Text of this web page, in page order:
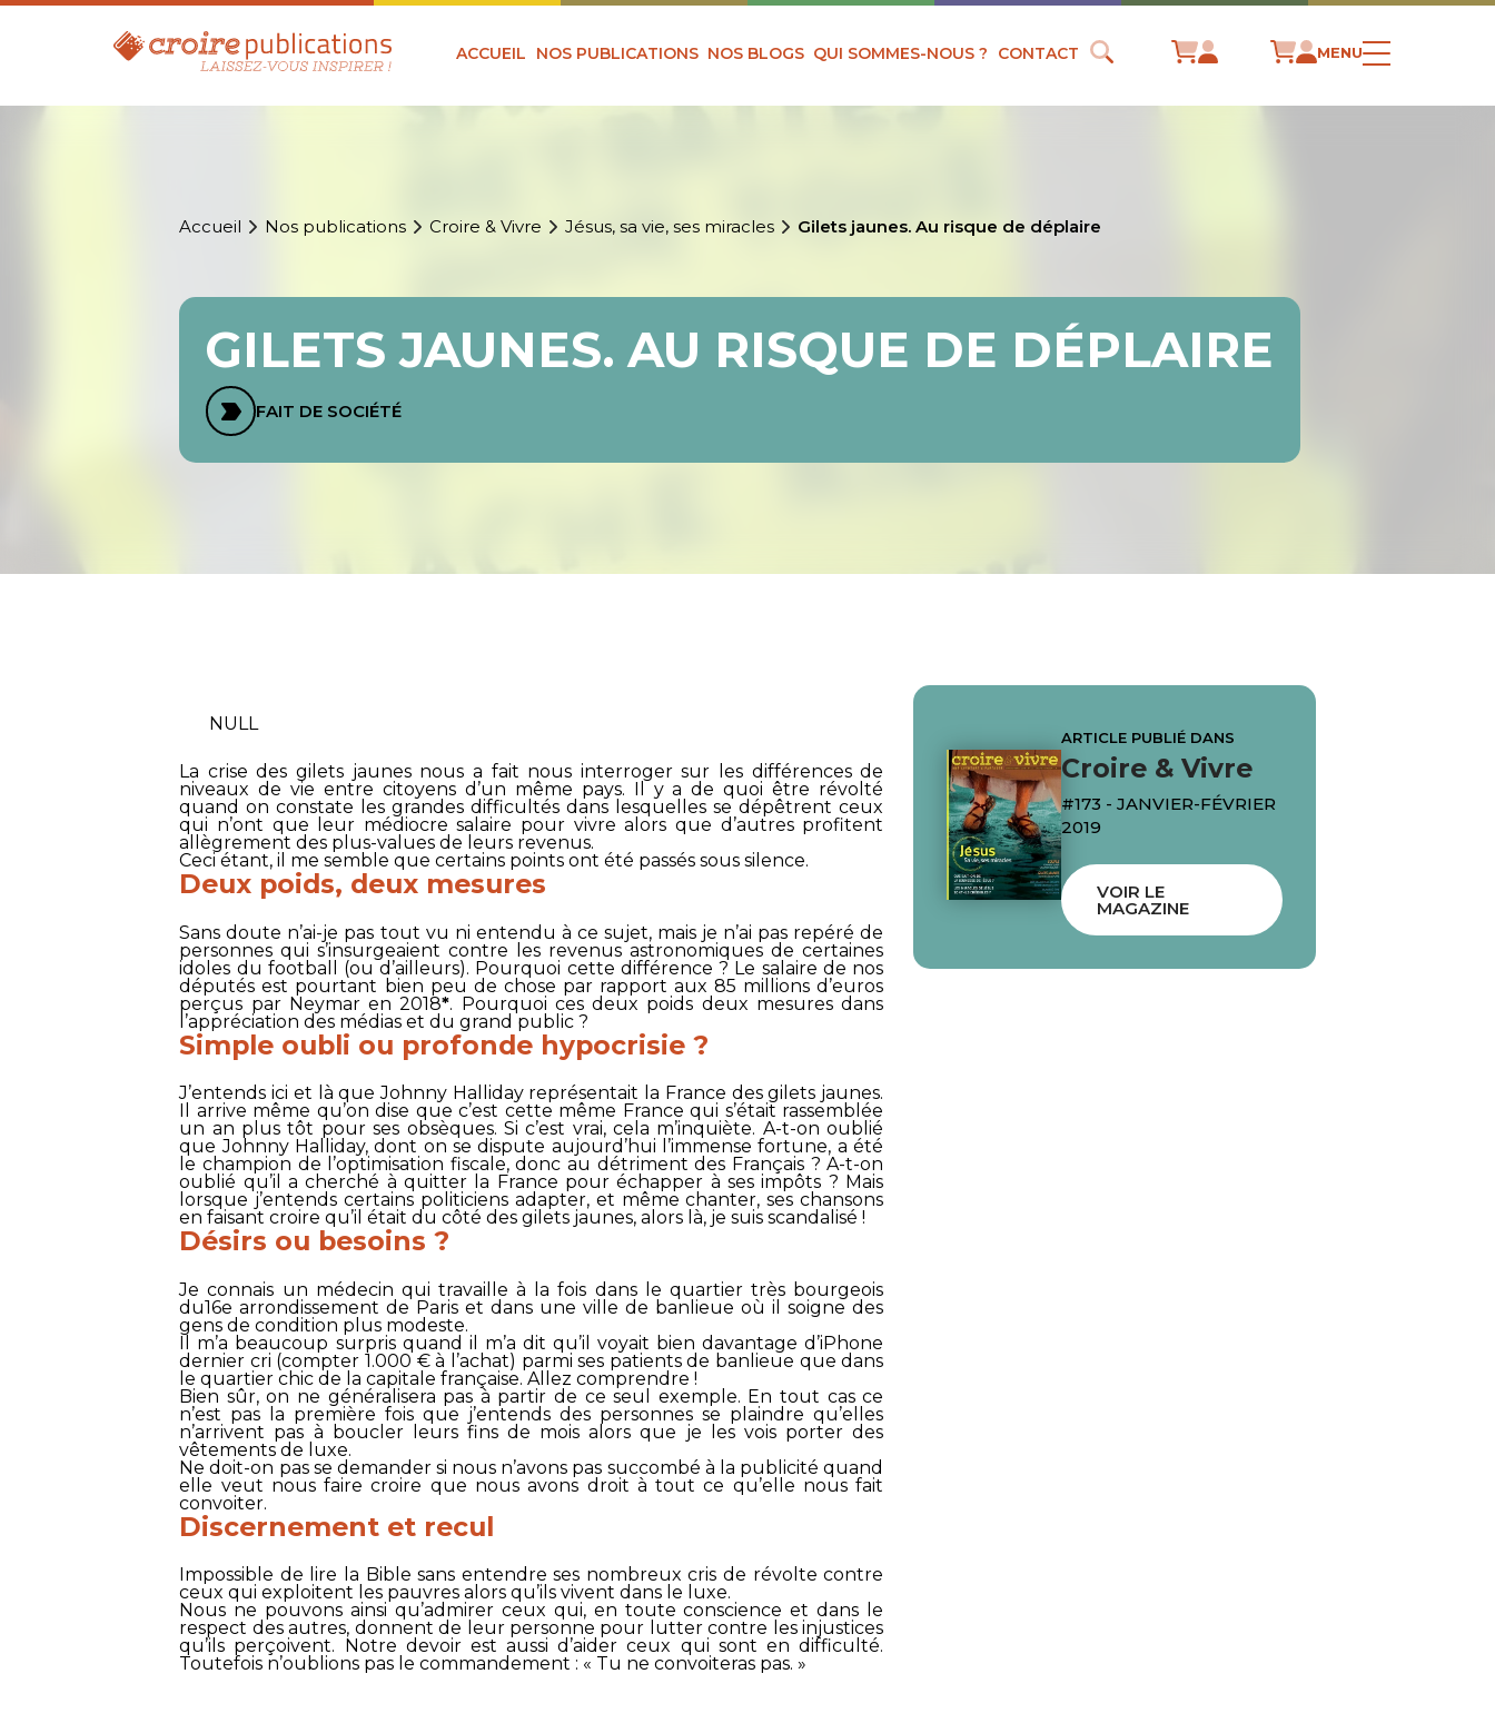
ACCUEIL NOS PUBLICATIONS NOS BLOGS QUI SOMMES-NOUS ? CONTACT MENU
Accueil Nos publications Croire & Vivre Jésus, sa vie, ses miracles Gilets jaunes. Au risque de déplaire
GILETS JAUNES. AU RISQUE DE DÉPLAIRE
FAIT DE SOCIÉTÉ
NULL
La crise des gilets jaunes nous a fait nous interroger sur les différences de
niveaux de vie entre citoyens d’un même pays. Il y a de quoi être révolté
quand on constate les grandes difficultés dans lesquelles se dépêtrent ceux
qui n’ont que leur médiocre salaire pour vivre alors que d’autres profitent
allègrement des plus-values de leurs revenus.
Ceci étant, il me semble que certains points ont été passés sous silence.
Deux poids, deux mesures
Sans doute n’ai-je pas tout vu ni entendu à ce sujet, mais je n’ai pas repéré de
personnes qui s’insurgeaient contre les revenus astronomiques de certaines
idoles du football (ou d’ailleurs). Pourquoi cette différence ? Le salaire de nos
députés est pourtant bien peu de chose par rapport aux 85 millions d’euros
perçus par Neymar en 2018*. Pourquoi ces deux poids deux mesures dans
l’appréciation des médias et du grand public ?
Simple oubli ou profonde hypocrisie ?
J’entends ici et là que Johnny Halliday représentait la France des gilets jaunes.
Il arrive même qu’on dise que c’est cette même France qui s’était rassemblée
un an plus tôt pour ses obsèques. Si c’est vrai, cela m’inquiète. A-t-on oublié
que Johnny Halliday, dont on se dispute aujourd’hui l’immense fortune, a été
le champion de l’optimisation fiscale, donc au détriment des Français ? A-t-on
oublié qu’il a cherché à quitter la France pour échapper à ses impôts ? Mais
lorsque j’entends certains politiciens adapter, et même chanter, ses chansons
en faisant croire qu’il était du côté des gilets jaunes, alors là, je suis scandalisé !
Désirs ou besoins ?
Je connais un médecin qui travaille à la fois dans le quartier très bourgeois
du16e arrondissement de Paris et dans une ville de banlieue où il soigne des
gens de condition plus modeste.
Il m’a beaucoup surpris quand il m’a dit qu’il voyait bien davantage d’iPhone
dernier cri (compter 1.000 € à l’achat) parmi ses patients de banlieue que dans
le quartier chic de la capitale française. Allez comprendre !
Bien sûr, on ne généralisera pas à partir de ce seul exemple. En tout cas ce
n’est pas la première fois que j’entends des personnes se plaindre qu’elles
n’arrivent pas à boucler leurs fins de mois alors que je les vois porter des
vêtements de luxe.
Ne doit-on pas se demander si nous n’avons pas succombé à la publicité quand
elle veut nous faire croire que nous avons droit à tout ce qu’elle nous fait
convoiter.
Discernement et recul
Impossible de lire la Bible sans entendre ses nombreux cris de révolte contre
ceux qui exploitent les pauvres alors qu’ils vivent dans le luxe.
Nous ne pouvons ainsi qu’admirer ceux qui, en toute conscience et dans le
respect des autres, donnent de leur personne pour lutter contre les injustices
qu’ils perçoivent. Notre devoir est aussi d’aider ceux qui sont en difficulté.
Toutefois n’oublions pas le commandement : « Tu ne convoiteras pas. »
ARTICLE PUBLIÉ DANS
Croire & Vivre
#173 - JANVIER-FÉVRIER
2019
VOIR LE
MAGAZINE